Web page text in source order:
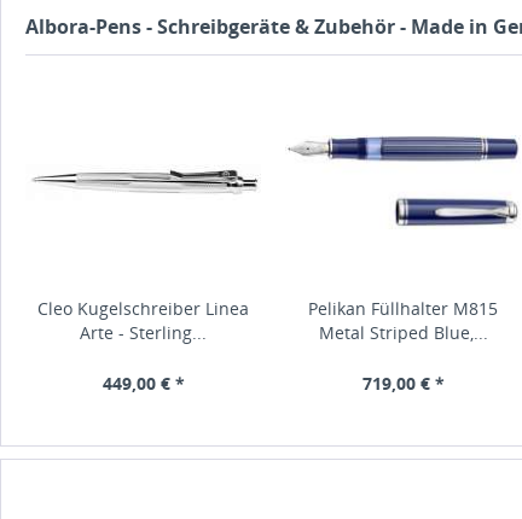
Albora-Pens - Schreibgeräte & Zubehör - Made in
Cleo Kugelschreiber Linea
Arte - Sterling...
449,00 € *
Pelikan Füllhalter M815
Metal Striped Blue,...
719,00 € *